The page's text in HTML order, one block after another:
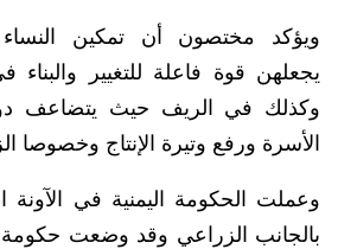
ويؤكد مختصون أن تمكين النساء
يجعلهن قوة فاعلة للتغيير
وكذلك في الريف حيث يتضاعف
الأسرة ورفع وتيرة الإنتاج وخصوصا
وعملت الحكومة اليمنية في الآونة
بالجانب الزراعي وقد وضعت حكومة